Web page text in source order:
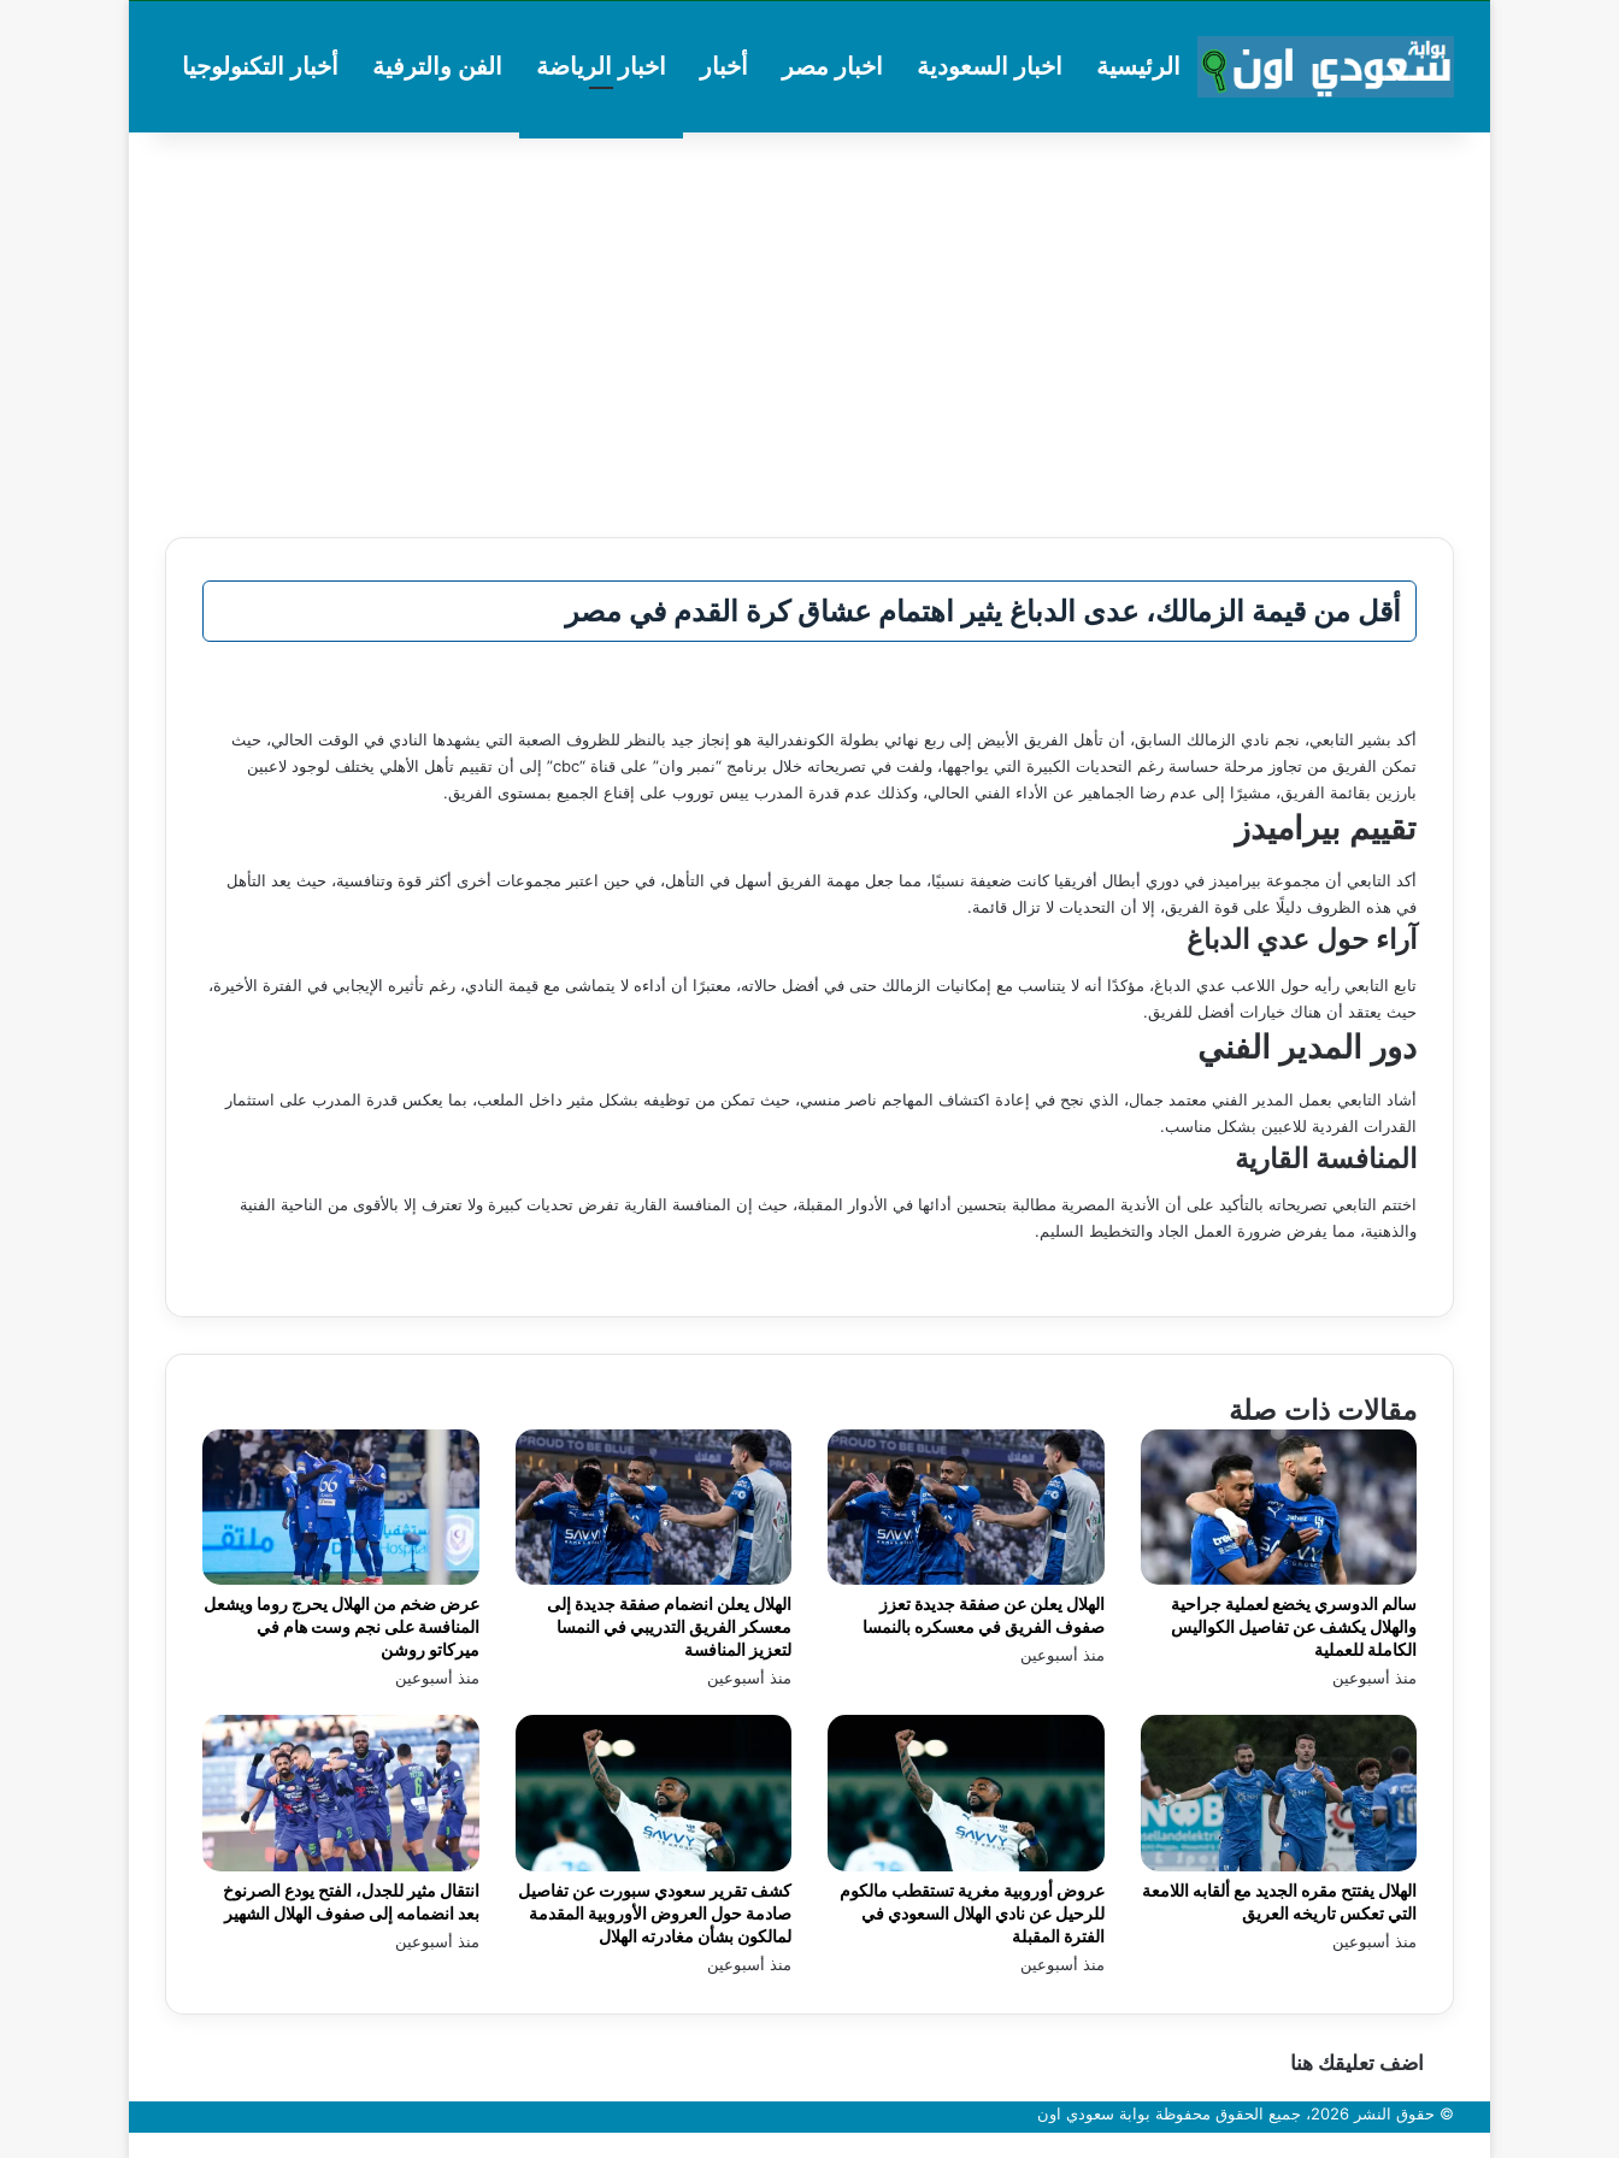
الرئيسية اخبار السعودية اخبار مصر أخبار اخبار الرياضة الفن والترفية أخبار التكنولوجيا
أقل من قيمة الزمالك، عدى الدباغ يثير اهتمام عشاق كرة القدم في مصر
أكد بشير التابعي، نجم نادي الزمالك السابق، أن تأهل الفريق الأبيض إلى ربع نهائي بطولة الكونفدرالية هو إنجاز جيد بالنظر للظروف الصعبة التي يشهدها النادي في الوقت الحالي، حيث
تمكن الفريق من تجاوز مرحلة حساسة رغم التحديات الكبيرة التي يواجهها، ولفت في تصريحاته خلال برنامج “نمبر وان” على قناة “cbc” إلى أن تقييم تأهل الأهلي يختلف لوجود لاعبين
بارزين بقائمة الفريق، مشيرًا إلى عدم رضا الجماهير عن الأداء الفني الحالي، وكذلك عدم قدرة المدرب ييس توروب على إقناع الجميع بمستوى الفريق.
تقييم بيراميدز
أكد التابعي أن مجموعة بيراميدز في دوري أبطال أفريقيا كانت ضعيفة نسبيًا، مما جعل مهمة الفريق أسهل في التأهل، في حين اعتبر مجموعات أخرى أكثر قوة وتنافسية، حيث يعد التأهل
في هذه الظروف دليلًا على قوة الفريق، إلا أن التحديات لا تزال قائمة.
آراء حول عدي الدباغ
تابع التابعي رأيه حول اللاعب عدي الدباغ، مؤكدًا أنه لا يتناسب مع إمكانيات الزمالك حتى في أفضل حالاته، معتبرًا أن أداءه لا يتماشى مع قيمة النادي، رغم تأثيره الإيجابي في الفترة الأخيرة،
حيث يعتقد أن هناك خيارات أفضل للفريق.
دور المدير الفني
أشاد التابعي بعمل المدير الفني معتمد جمال، الذي نجح في إعادة اكتشاف المهاجم ناصر منسي، حيث تمكن من توظيفه بشكل مثير داخل الملعب، بما يعكس قدرة المدرب على استثمار
القدرات الفردية للاعبين بشكل مناسب.
المنافسة القارية
اختتم التابعي تصريحاته بالتأكيد على أن الأندية المصرية مطالبة بتحسين أدائها في الأدوار المقبلة، حيث إن المنافسة القارية تفرض تحديات كبيرة ولا تعترف إلا بالأقوى من الناحية الفنية
والذهنية، مما يفرض ضرورة العمل الجاد والتخطيط السليم.
مقالات ذات صلة
عرض ضخم من الهلال يحرج روما ويشعل
المنافسة على نجم وست هام في
ميركاتو روشن
منذ أسبوعين
الهلال يعلن انضمام صفقة جديدة إلى
معسكر الفريق التدريبي في النمسا
لتعزيز المنافسة
منذ أسبوعين
الهلال يعلن عن صفقة جديدة تعزز
صفوف الفريق في معسكره بالنمسا
منذ أسبوعين
سالم الدوسري يخضع لعملية جراحية
والهلال يكشف عن تفاصيل الكواليس
الكاملة للعملية
منذ أسبوعين
انتقال مثير للجدل، الفتح يودع الصرنوخ
بعد انضمامه إلى صفوف الهلال الشهير
منذ أسبوعين
كشف تقرير سعودي سبورت عن تفاصيل
صادمة حول العروض الأوروبية المقدمة
لمالكون بشأن مغادرته الهلال
منذ أسبوعين
عروض أوروبية مغرية تستقطب مالكوم
للرحيل عن نادي الهلال السعودي في
الفترة المقبلة
منذ أسبوعين
الهلال يفتتح مقره الجديد مع ألقابه اللامعة
التي تعكس تاريخه العريق
منذ أسبوعين
اضف تعليقك هنا
© حقوق النشر 2026، جميع الحقوق محفوظة بوابة سعودي اون